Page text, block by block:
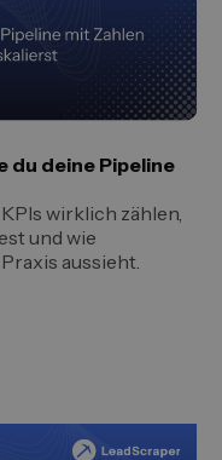
du deine Pipeline
wirklich zählen,
und wie
aussieht.